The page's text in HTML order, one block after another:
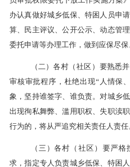
办认真做好城乡低保、特困人员申
算、民主评议、公开公示、动态管
委托申请等办理工作，做到应保尽保
（二）各村（社区） 要熟悉
审核审批程序，杜绝出现“人情保
象，坚持谁签字、谁负责。对城乡
出现徇私舞弊、滥用职权、失职渎
行为的，将从严追究相关责任人责任
（三）各村 （社区） 要严格
求，指定专人负责城乡低保、特困